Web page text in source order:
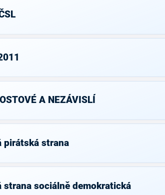
A NEZÁVISLÍ
pirátská strana
strana sociálně demokratická